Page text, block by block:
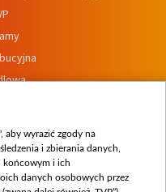
aby wyrazić zgody na
i zbierania danych,
końcowym i ich
danych osobowych przez